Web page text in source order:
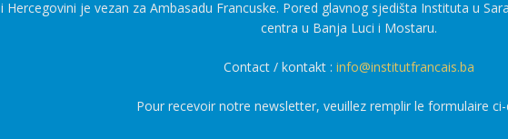
i Hercegovini je vezan za Ambasadu Francuske. Pored glavnog sjedišta Instituta u
centra u Banja Luci i Mostaru.
Contact / kontakt : info@institutfrancais.ba
Pour recevoir notre newsletter, veuillez remplir le formulaire ci-